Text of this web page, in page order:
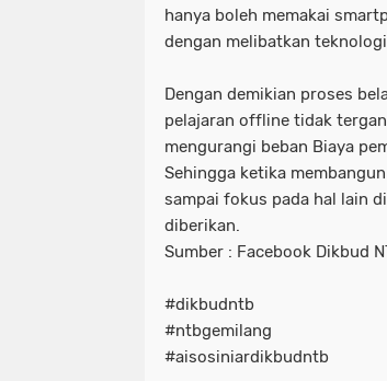
hanya boleh memakai
dengan melibatkan teknologi.
Dengan demikian proses
pelajaran offline tidak
mengurangi beban Biaya
Sehingga ketika
sampai fokus pada hal lain
diberikan.
Sumber : Facebook Dikbud
#dikbudntb
#ntbgemilang
#aisosiniardikbudntb